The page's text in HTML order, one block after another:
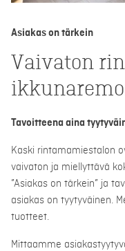
Asiakas on tärkein
Vaivaton
Tavoitteena aina
Kaski rintamamiestalon
vaivaton ja miellyttävä
”Asiakas on tärkein” ja
asiakas on tyytyväinen.
tuotteet.
Mittaamme